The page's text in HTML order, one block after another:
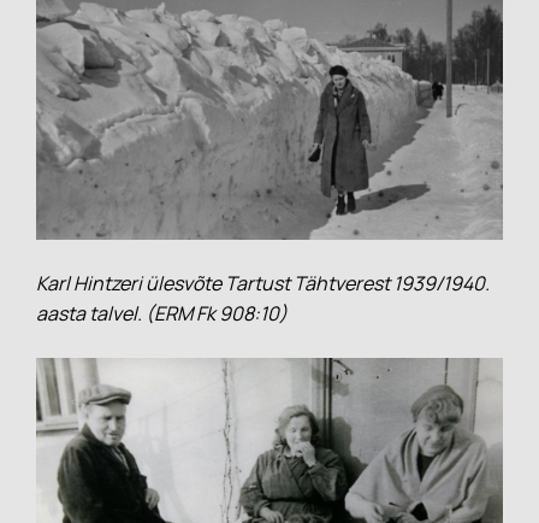
Karl Hintzeri ülesvõte Tartust Tähtverest 1939/1940.
aasta talvel. (ERM Fk 908:10)